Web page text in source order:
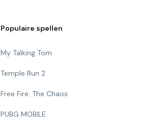
Populaire spellen
My Talking Tom
Temple Run 2
Free Fire: The Chaos
PUBG MOBILE